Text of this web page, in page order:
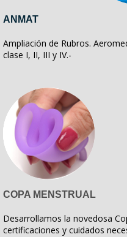
ANMAT
Ampliación de Rubros.
clase I, II, III y IV.-
COPA MENSTRUAL
Desarrollamos la novedosa
certificaciones y cuidados